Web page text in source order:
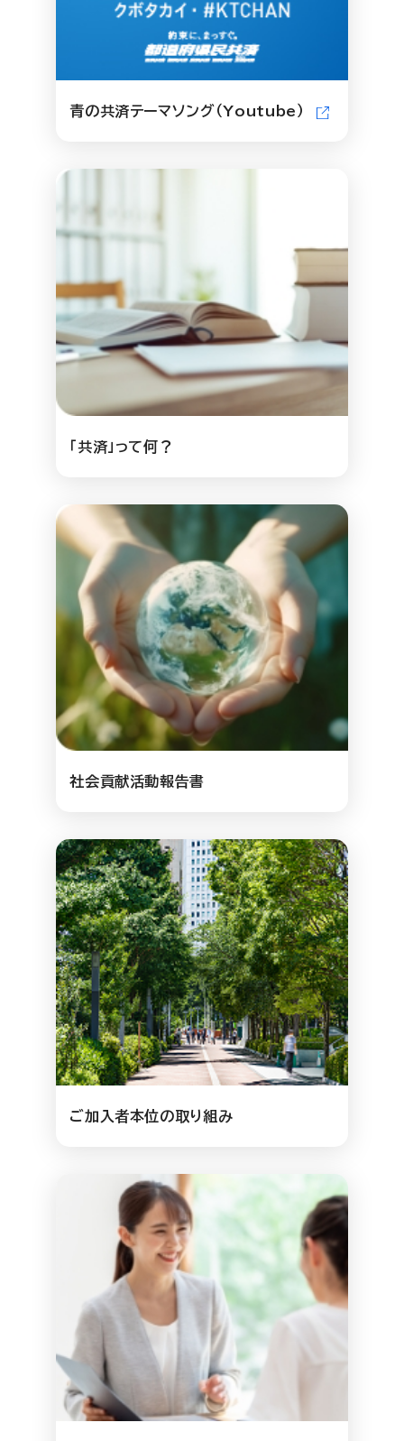
青の共済テーマソング（Youtube）
「共済」って何？
社会貢献活動報告書
ご加入者本位の取り組み